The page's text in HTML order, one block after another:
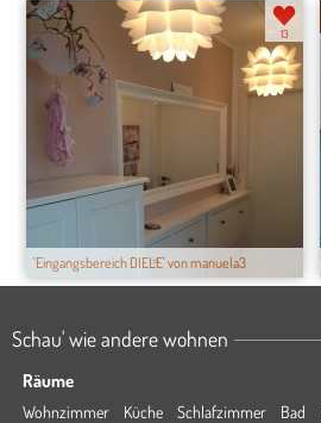
'Eingangsbereich DIELE' von manuela3
13
Schau' wie andere wohnen
Räume
Wohnzimmer Küche Schlafzimmer Bad